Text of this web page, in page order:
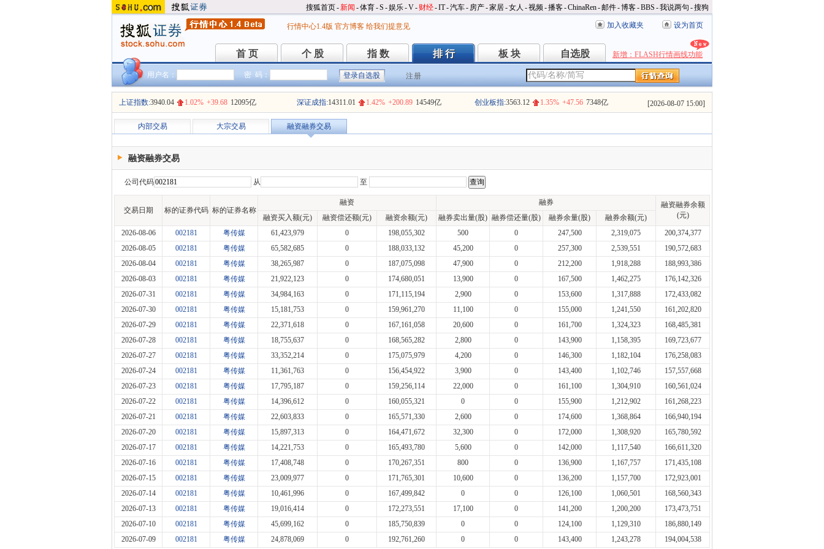
搜狐首页-新闻 -体育-S -娱乐-V- 财经-IT-汽车- 房产-家居-女人 -视频-播客-ChinaRen-邮件-博客-BBS -我说两句 -搜狗
行情中心1.4版 官方博客 给我们提意见 加入收藏夹 设为首页
首 页
首 页 个 股
个 股 指 数
指 数 排 行
排 行 板 块
板 块 自选股
自选股 新增：FLASH行情画线功能
用户名： 密 码： 注册
上证指数:3940.04 1.02% +39.68 12095亿 深证成指:14311.01 1.42% +200.89 14549亿 创业板指:3563.12 1.35% +47.56 7348亿 [2026-08-07 15:00]
内部交易 大宗交易 融资融券交易
融资融券交易
公司代码 从 至
交易日期 标的证券代码 标的证券名称
融资 融券
融资融券余额
(元)
融资买入额(元) 融资偿还额(元) 融资余额(元) 融券卖出量(股) 融券偿还量(股) 融券余量(股)
融券余额(元)
2026-08-06
002181 粤传媒 61,423,979 0 198,055,302 500 0 247,500 2,319,075
200,374,377
2026-08-05
002181 粤传媒 65,582,685 0 188,033,132 45,200 0 257,300 2,539,551
190,572,683
2026-08-04
002181 粤传媒 38,265,987 0 187,075,098 47,900 0 212,200 1,918,288
188,993,386
2026-08-03
002181 粤传媒 21,922,123 0 174,680,051 13,900 0 167,500 1,462,275
176,142,326
2026-07-31
002181 粤传媒 34,984,163 0 171,115,194 2,900 0 153,600 1,317,888
172,433,082
2026-07-30
002181 粤传媒 15,181,753 0 159,961,270 11,100 0 155,000 1,241,550
161,202,820
2026-07-29
002181 粤传媒 22,371,618 0 167,161,058 20,600 0 161,700 1,324,323
168,485,381
2026-07-28
002181 粤传媒 18,755,637 0 168,565,282 2,800 0 143,900 1,158,395
169,723,677
2026-07-27
002181 粤传媒 33,352,214 0 175,075,979 4,200 0 146,300 1,182,104
176,258,083
2026-07-24
002181 粤传媒 11,361,763 0 156,454,922 3,900 0 143,400 1,102,746
157,557,668
2026-07-23
002181 粤传媒 17,795,187 0 159,256,114 22,000 0 161,100 1,304,910
160,561,024
2026-07-22
002181 粤传媒 14,396,612 0 160,055,321 0 0 155,900 1,212,902
161,268,223
2026-07-21
002181 粤传媒 22,603,833 0 165,571,330 2,600 0 174,600 1,368,864
166,940,194
2026-07-20
002181 粤传媒 15,897,313 0 164,471,672 32,300 0 172,000 1,308,920
165,780,592
2026-07-17
002181 粤传媒 14,221,753 0 165,493,780 5,600 0 142,000 1,117,540
166,611,320
2026-07-16
002181 粤传媒 17,408,748 0 170,267,351 800 0 136,900 1,167,757
171,435,108
2026-07-15
002181 粤传媒 23,009,977 0 171,765,301 10,600 0 136,200 1,157,700
172,923,001
2026-07-14
002181 粤传媒 10,461,996 0 167,499,842 0 0 126,100 1,060,501
168,560,343
2026-07-13
002181 粤传媒 19,016,414 0 172,273,551 17,100 0 141,200 1,200,200
173,473,751
2026-07-10
002181 粤传媒 45,699,162 0 185,750,839 0 0 124,100 1,129,310
186,880,149
2026-07-09
002181 粤传媒 24,878,069 0 192,761,260 0 0 143,400 1,243,278 194,004,538